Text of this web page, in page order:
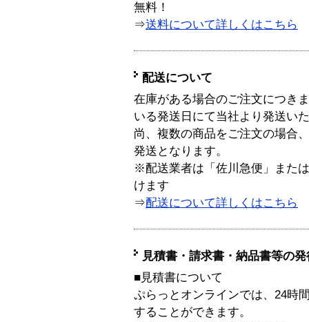
無料！
⇒送料について詳しくはこちら
配送について
在庫がある場合のご注文につき
いる発送日にて当社より発送い
尚、複数の商品をご注文の場合
発送となります。
※配送業者は「佐川急便」また
けます
⇒配送について詳しくはこちら
見積書・請求書・納品書等の
■見積書について
ぷらっとオンラインでは、24時
することができます。